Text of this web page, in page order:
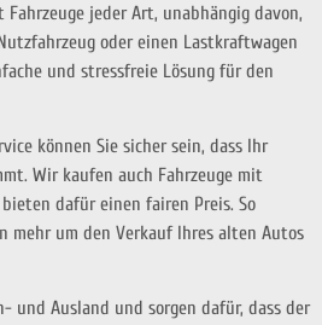
Fahrzeuge jeder Art, unabhängig davon,
oder einen Lastkraftwagen
und stressfreie Lösung für den
können Sie sicher sein, dass Ihr
Wir kaufen auch Fahrzeuge mit
dafür einen fairen Preis. So
mehr um den Verkauf Ihres alten Autos
und Ausland und sorgen dafür, dass der